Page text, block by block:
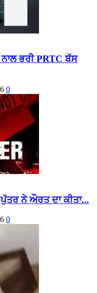
ਭਰੀ PRTC ਬੱਸ
0
ਨੇ ਔਰਤ ਦਾ ਕੀਤਾ...
0